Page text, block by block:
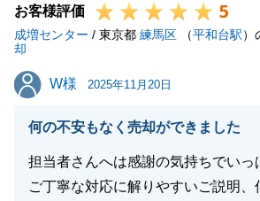
誠心誠意ご対応させていただきます
うぞ宜しくお願いいたします。
お客様評価 5
成増センター / 東京都 練馬区 （平和台駅）
却
W様
W様 2025年11月20日
何の不安もなく売却ができました
担当者さんへは感謝の気持ちでいっ
ご丁寧な対応に解りやすいご説明、